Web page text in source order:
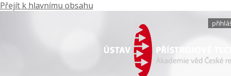
Přejít k hlavnímu obsahu